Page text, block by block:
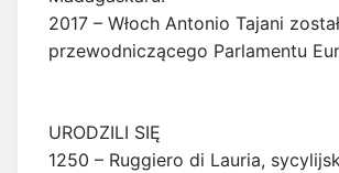
2017 – Włoch Antonio Tajani
przewodniczącego Parlamentu
URODZILI SIĘ
1250 – Ruggiero di Lauria,